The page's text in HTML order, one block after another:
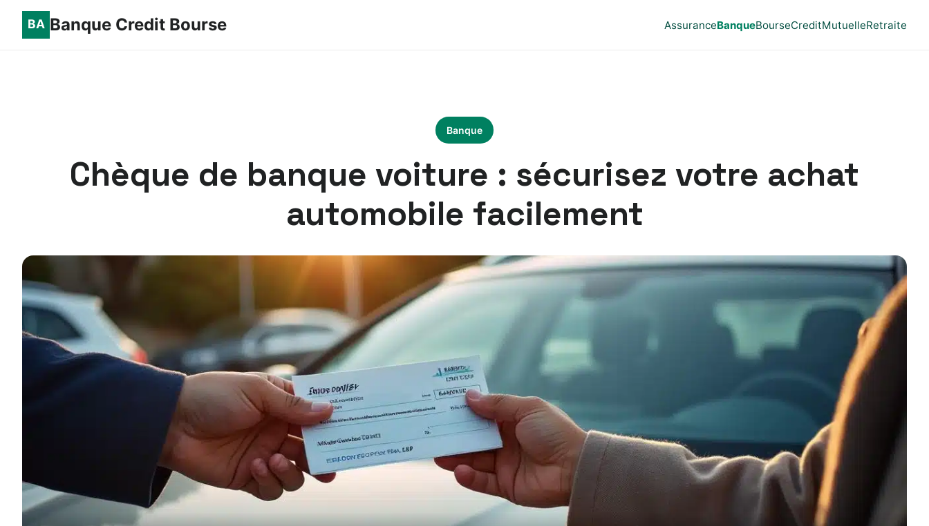
Banque Credit Bourse AssuranceBanqueBourseCreditMutuelleRetraite
Banque
Chèque de banque voiture : sécurisez votre achat
automobile facilement